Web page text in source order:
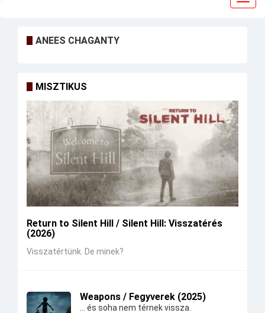
ANEES CHAGANTY
MISZTIKUS
Return to Silent Hill / Silent Hill: Visszatérés
(2026)
Visszatértünk. De minek?
Weapons / Fegyverek (2025)
... és soha nem térnek vissza.